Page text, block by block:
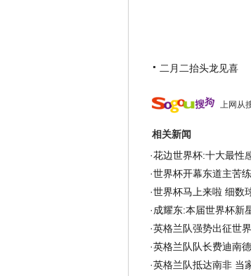
二月二抬头龙见喜
上网从
相关新闻
·花边世界杯:十大最性
·世界杯开幕东道主苦
·世界杯马上来啦 细数
·成耀东:本届世界杯新
·英格兰队强势出征世
·英格兰队队长费迪南
·英格兰队抵达南非 当